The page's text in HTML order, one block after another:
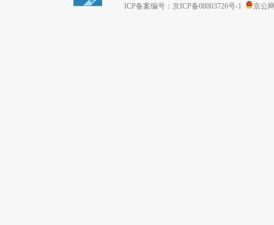
ICP备案编号：京ICP备08003726号-1
京公